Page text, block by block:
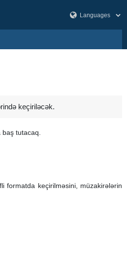
keçiriləcək.
tutacaq.
formatda keçirilməsini, müzakirələrin